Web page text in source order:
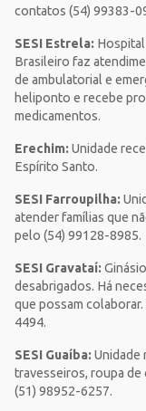
contatos (54) 99383-
SESI Estrela:
Brasileiro faz
de ambulatorial e
heliponto e recebe
medicamentos.
Erechim: Unidade
Espírito Santo.
SESI Farroupilha:
atender famílias que
pelo (54) 99128-8985.
SESI Gravataí:
desabrigados. Há
que possam
4494.
SESI Guaíba: Unidade
travesseiros, roupa de
(51) 98952-6257.